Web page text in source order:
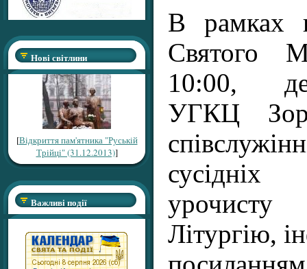
Нові світлини
[Відкриття пам'ятника "Руській
Трійці" (31.12.2013)]
Важливі події
В рамках
Святого
10:00,
УГКЦ
сусідніх
Літургію,